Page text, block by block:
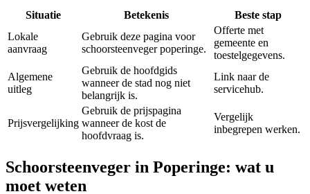
Situatie Betekenis
Beste stap
Lokale
aanvraag
Gebruik deze pagina voor
schoorsteenveger poperinge.
Offerte met
gemeente en
toestelgegevens.
Algemene
uitleg
Gebruik de hoofdgids
wanneer de stad nog niet
belangrijk is.
Link naar de
servicehub.
Prijsvergelijking
Gebruik de prijspagina
wanneer de kost de
hoofdvraag is.
Vergelijk
inbegrepen werken.
Schoorsteenveger in Poperinge: wat u
moet weten